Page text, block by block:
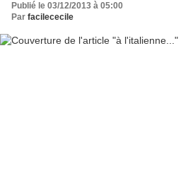
Publié le 03/12/2013 à 05:00
Par facilececile